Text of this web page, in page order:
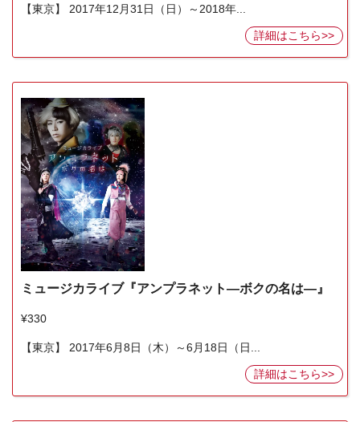
【東京】 2017年12月31日（日）～2018年...
詳細はこちら>>
ミュージカライブ『アンプラネット―ボクの名は―』
¥330
【東京】 2017年6月8日（木）～6月18日（日...
詳細はこちら>>